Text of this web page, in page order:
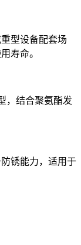
型设备配套场
寿命‌。
，结合聚氨酯发
锈能力，适用于